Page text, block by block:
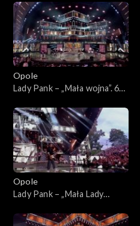
45-lecia zespołu Lady Pank
Opole
Lady Pank – „Mała wojna”. 63.
zespołu Lady Pank
Opole
Lady Pank – „Mała Lady
45-lecia zespołu Lady Pank